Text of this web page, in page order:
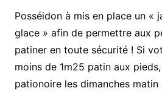
Posséidon à mis en place un «
glace » afin de permettre aux
patiner en toute sécurité ! Si
moins de 1m25 patin aux
pationoire les dimanches matin